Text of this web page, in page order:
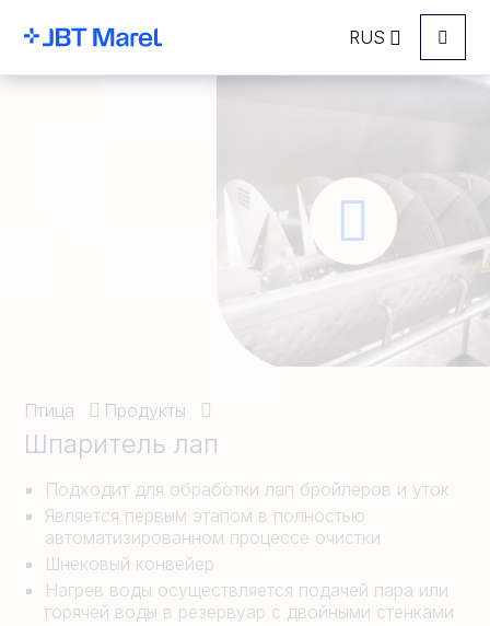
RUS Menu
Птица Продукты
Шпаритель лап
Подходит для обработки лап бройлеров и уток
Является первым этапом в полностью
автоматизированном процессе очистки
Шнековый конвейер
Нагрев воды осуществляется подачей пара или
горячей воды в резервуар с двойными стенками